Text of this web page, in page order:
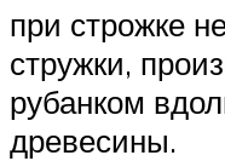
при строжке
стружки,
рубанком
древесины.